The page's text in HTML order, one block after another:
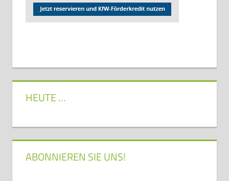
HEUTE …
ABONNIEREN SIE UNS!